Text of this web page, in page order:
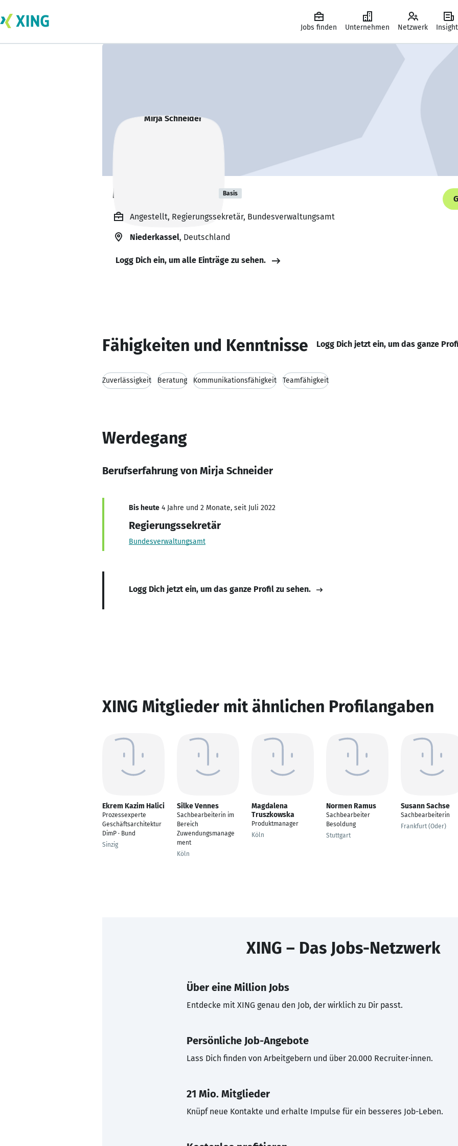
Jobs finden Unternehmen Netzwerk
Mirja Schneider Basis
Angestellt, Regierungssekretär, Bundesverwaltungsamt
Niederkassel, Deutschland
Logg Dich ein, um alle Einträge zu sehen.
Fähigkeiten und Kenntnisse Logg Dich jetzt ein, um das ganze
Zuverlässigkeit Beratung Kommunikationsfähigkeit Teamfähigkeit
Werdegang
Berufserfahrung von Mirja Schneider
Bis heute 4 Jahre und 2 Monate, seit Juli 2022
Regierungssekretär
Bundesverwaltungsamt
Logg Dich jetzt ein, um das ganze Profil zu sehen.
XING Mitglieder mit ähnlichen Profilangaben
Ekrem Kazim Halici
Prozessexperte
Geschäftsarchitektur
DimP · Bund
Sinzig
Silke Vennes
Sachbearbeiterin im
Bereich
Zuwendungsmanage
ment
Köln
Magdalena
Truszkowska
Produktmanager
Köln
Normen Ramus
Sachbearbeiter
Besoldung
Stuttgart
Susann Sachse
Sachbearbeiterin
Frankfurt (Oder)
XING – Das Jobs-Netzwerk
Über eine Million Jobs
Entdecke mit XING genau den Job, der wirklich zu Dir passt.
Persönliche Job-Angebote
Lass Dich finden von Arbeitgebern und über 20.000 Recruiter·innen.
21 Mio. Mitglieder
Knüpf neue Kontakte und erhalte Impulse für ein besseres Job-Leben.